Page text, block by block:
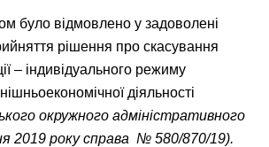
було відмовлено у задоволені
рішення про скасування
– індивідуального режиму
діяльності
окружного адміністративного
2019 року справа № 580/870/19).